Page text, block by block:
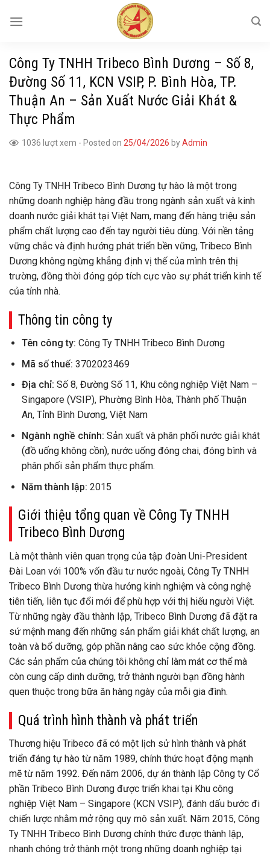
Công Ty TNHH Tribeco Bình Dương – Số 8,
Đường Số 11, KCN VSIP, P. Bình Hòa, TP.
Thuận An – Sản Xuất Nước Giải Khát &
Thực Phẩm
1036 lượt xem - Posted on 25/04/2026 byAdmin
Công Ty TNHH Tribeco Bình Dương tự hào là một trong
những doanh nghiệp hàng đầu trong ngành sản xuất và kinh
doanh nước giải khát tại Việt Nam, mang đến hàng triệu sản
phẩm chất lượng cao đến tay người tiêu dùng. Với nền tảng
vững chắc và định hướng phát triển bền vững, Tribeco Bình
Dương không ngừng khẳng định vị thế của mình trên thị
trường, đồng thời đóng góp tích cực vào sự phát triển kinh tế
của tỉnh nhà.
Thông tin công ty
Tên công ty: Công Ty TNHH Tribeco Bình Dương
Mã số thuế: 3702023469
Địa chỉ: Số 8, Đường Số 11, Khu công nghiệp Việt Nam –
Singapore (VSIP), Phường Bình Hòa, Thành phố Thuận
An, Tỉnh Bình Dương, Việt Nam
Ngành nghề chính: Sản xuất và phân phối nước giải khát
(đồ uống không cồn), nước uống đóng chai, đóng bình và
phân phối sản phẩm thực phẩm.
Năm thành lập: 2015
Giới thiệu tổng quan về Công Ty TNHH
Tribeco Bình Dương
Là một thành viên quan trọng của tập đoàn Uni-President
Đài Loan với 100% vốn đầu tư nước ngoài, Công Ty TNHH
Tribeco Bình Dương thừa hưởng kinh nghiệm và công nghệ
tiên tiến, liên tục đổi mới để phù hợp với thị hiếu người Việt.
Từ những ngày đầu thành lập, Tribeco Bình Dương đã đặt ra
sứ mệnh mang đến những sản phẩm giải khát chất lượng, an
toàn và bổ dưỡng, góp phần nâng cao sức khỏe cộng đồng.
Các sản phẩm của chúng tôi không chỉ làm mát cơ thể mà
còn cung cấp dinh dưỡng, trở thành người bạn đồng hành
quen thuộc trong bữa ăn hàng ngày của mỗi gia đình.
Quá trình hình thành và phát triển
Thương hiệu Tribeco đã có một lịch sử hình thành và phát
triển đáng tự hào từ năm 1989, chính thức hoạt động mạnh
mẽ từ năm 1992. Đến năm 2006, dự án thành lập Công ty Cổ
phần Tribeco Bình Dương được triển khai tại Khu công
nghiệp Việt Nam – Singapore (KCN VSIP), đánh dấu bước đi
chiến lược nhằm mở rộng quy mô sản xuất. Năm 2015, Công
Ty TNHH Tribeco Bình Dương chính thức được thành lập,
nhanh chóng trở thành một trong những doanh nghiệp tại